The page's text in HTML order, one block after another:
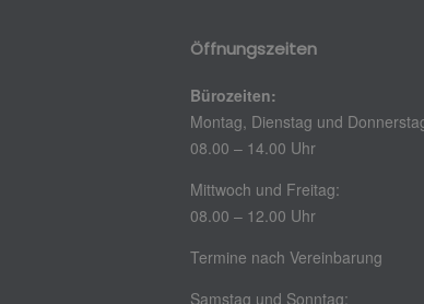
Öffnungszeiten
Bürozeiten:
Montag, Dienstag und
08.00 – 14.00 Uhr
Mittwoch und Freitag:
08.00 – 12.00 Uhr
Termine nach Vereinbarung
Samstag und Sonntag: